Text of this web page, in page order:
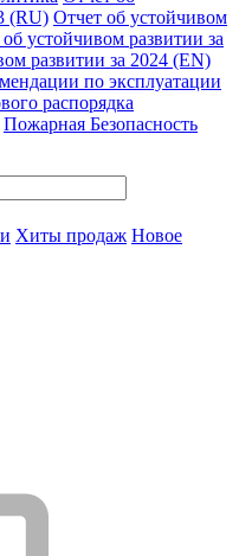
(RU) Отчет об устойчивом
устойчивом развитии за
развитии за 2024 (EN)
по эксплуатации
распорядка
Пожарная Безопасность
Хиты продаж Новое